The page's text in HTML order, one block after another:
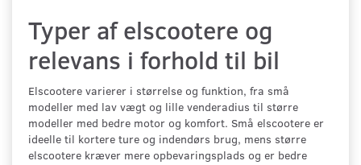
Typer af elscootere og
relevans i forhold til bil
Elscootere varierer i størrelse og funktion, fra små
modeller med lav vægt og lille venderadius til større
modeller med bedre motor og komfort. Små elscootere er
ideelle til kortere ture og indendørs brug, mens større
elscootere kræver mere opbevaringsplads og er bedre